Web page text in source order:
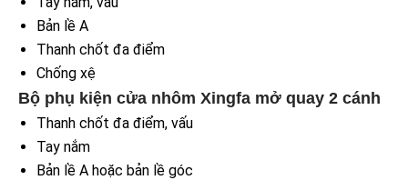
Bản lề A
Thanh chốt đa điểm
Chống xệ
Bộ phụ kiện cửa nhôm Xingfa mở quay 2 cánh
Thanh chốt đa điểm, vấu
Tay nắm
Bản lề A hoặc bản lề góc